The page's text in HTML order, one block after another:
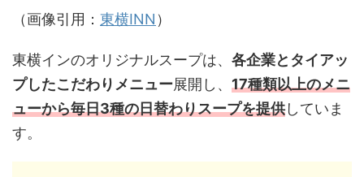
（画像引用： 東横INN ）
東横インのオリジナルスープは、 各企業とタイアッ
プしたこだわりメニュー展開し、 17種類以上のメニ
ューから毎日3種の日替わりスープを提供していま
す。